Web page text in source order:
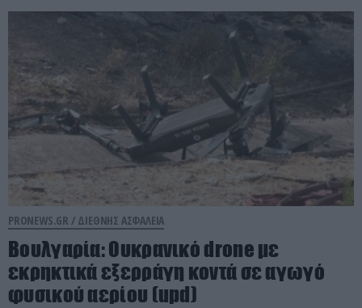
PRONEWS.GR / ΔΙΕΘΝΗΣ ΑΣΦΑΛΕΙΑ
Βουλγαρία: Ουκρανικό drone με
εκρηκτικά εξερράγη κοντά σε αγωγό
φυσικού αερίου (upd)